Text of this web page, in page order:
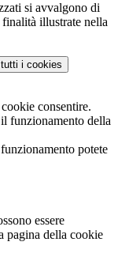
si avvalgono di
illustrate nella
i cookies
consentire.
funzionamento della
potete
essere
pagina della cookie